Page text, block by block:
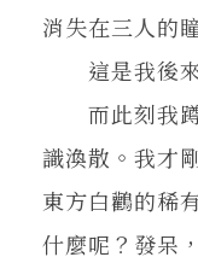
消失在三人的
這是我後來
而此刻我蹲
識渙散。我才
東方白鸛的稀
什麼呢？發呆